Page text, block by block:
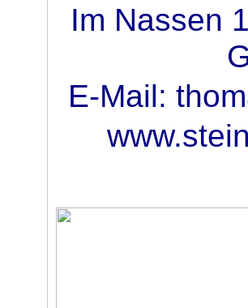
Im Nassen
E-Mail: